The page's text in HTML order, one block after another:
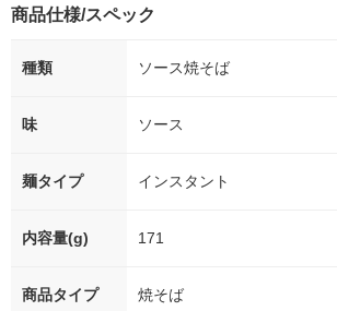
商品仕様/スペック
種類 ソース焼そば
味 ソース
麺タイプ インスタント
内容量(g) 171
商品タイプ 焼そば